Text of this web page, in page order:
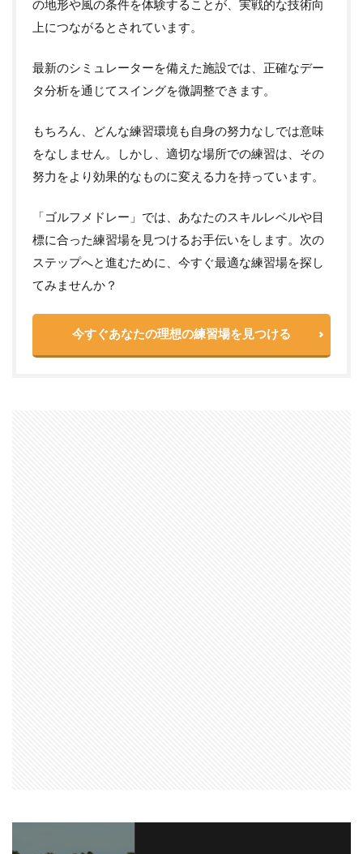
の地形や風の条件を体験することが、実戦的な技術向
上につながるとされています。
最新のシミュレーターを備えた施設では、正確なデー
タ分析を通じてスイングを微調整できます。
もちろん、どんな練習環境も自身の努力なしでは意味
をなしません。しかし、適切な場所での練習は、その
努力をより効果的なものに変える力を持っています。
「ゴルフメドレー」では、あなたのスキルレベルや目
標に合った練習場を見つけるお手伝いをします。次の
ステップへと進むために、今すぐ最適な練習場を探し
てみませんか？
今すぐあなたの理想の練習場を見つける